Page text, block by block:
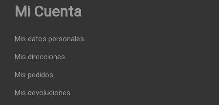
Mi Cuenta
Mis datos personales
Mis direcciones
Mis pedidos
Mis devoluciones